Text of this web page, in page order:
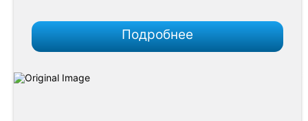
Подробнее